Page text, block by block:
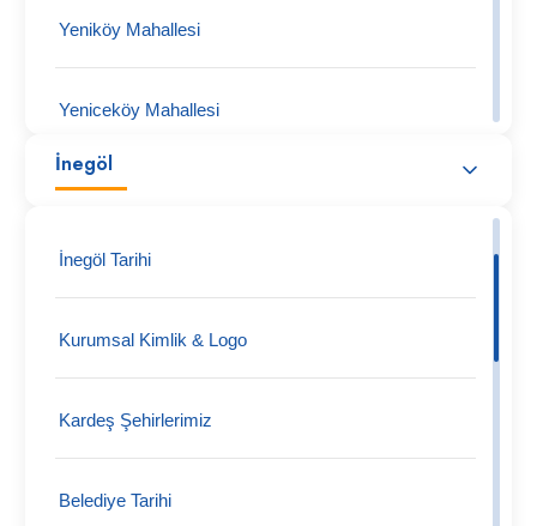
Yeniköy Mahallesi
Yeniceköy Mahallesi
Tüfekçikonak Mahallesi
Turgutalp Köy Mahallesi
Tokuş Mahallesi
Tekke Mahallesi
Tahtaköprü Mahallesi
İnegöl
İnegöl Tarihi
Kurumsal Kimlik & Logo
Kardeş Şehirlerimiz
Belediye Tarihi